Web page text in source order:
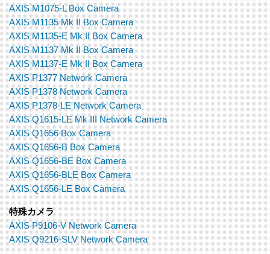
AXIS M1075-L Box Camera
AXIS M1135 Mk II Box Camera
AXIS M1135-E Mk II Box Camera
AXIS M1137 Mk II Box Camera
AXIS M1137-E Mk II Box Camera
AXIS P1377 Network Camera
AXIS P1378 Network Camera
AXIS P1378-LE Network Camera
AXIS Q1615-LE Mk III Network Camera
AXIS Q1656 Box Camera
AXIS Q1656-B Box Camera
AXIS Q1656-BE Box Camera
AXIS Q1656-BLE Box Camera
AXIS Q1656-LE Box Camera
特殊カメラ
AXIS P9106-V Network Camera
AXIS Q9216-SLV Network Camera